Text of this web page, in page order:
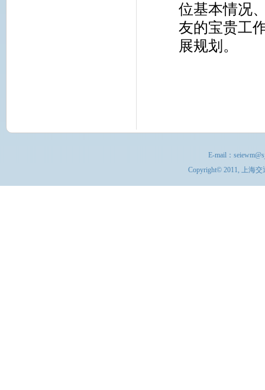
位基本情况
友的宝贵工
展规划。
E-mail：
Copyright© 2011, 上海